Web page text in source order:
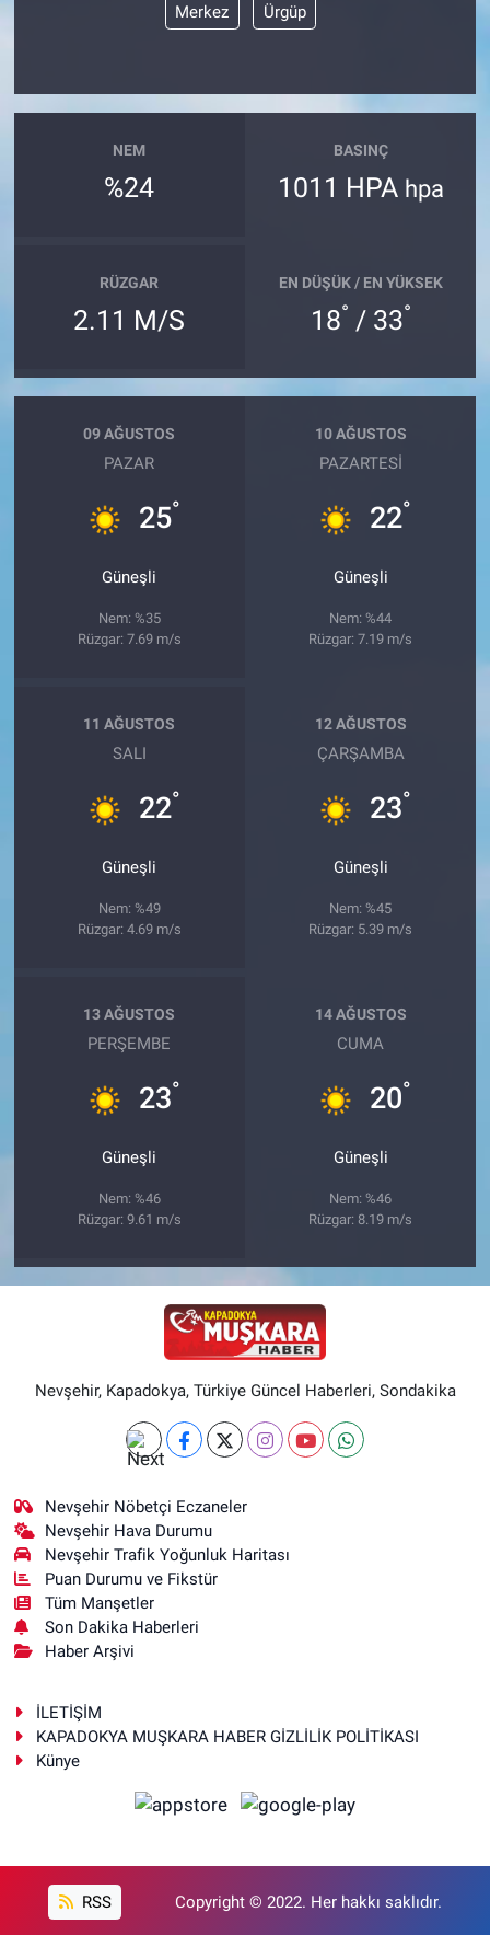
Merkez Ürgüp
NEM
%24
BASINÇ
1011 HPA hpa
RÜZGAR
2.11 M/S
EN DÜŞÜK / EN YÜKSEK
18° / 33°
09 AĞUSTOS
PAZAR
25°
Güneşli
Nem: %35
Rüzgar: 7.69 m/s
10 AĞUSTOS
PAZARTESI
22°
Güneşli
Nem: %44
Rüzgar: 7.19 m/s
11 AĞUSTOS
SALI
22°
Güneşli
Nem: %49
Rüzgar: 4.69 m/s
12 AĞUSTOS
ÇARŞAMBA
23°
Güneşli
Nem: %45
Rüzgar: 5.39 m/s
13 AĞUSTOS
PERŞEMBE
23°
Güneşli
Nem: %46
Rüzgar: 9.61 m/s
14 AĞUSTOS
CUMA
20°
Güneşli
Nem: %46
Rüzgar: 8.19 m/s
Nevşehir, Kapadokya, Türkiye Güncel Haberleri, Sondakika
Nevşehir Nöbetçi Eczaneler
Nevşehir Hava Durumu
Nevşehir Trafik Yoğunluk Haritası
Puan Durumu ve Fikstür
Tüm Manşetler
Son Dakika Haberleri
Haber Arşivi
İLETİŞİM
KAPADOKYA MUŞKARA HABER GİZLİLİK POLİTİKASI
Künye
RSS Copyright © 2022. Her hakkı saklıdır.